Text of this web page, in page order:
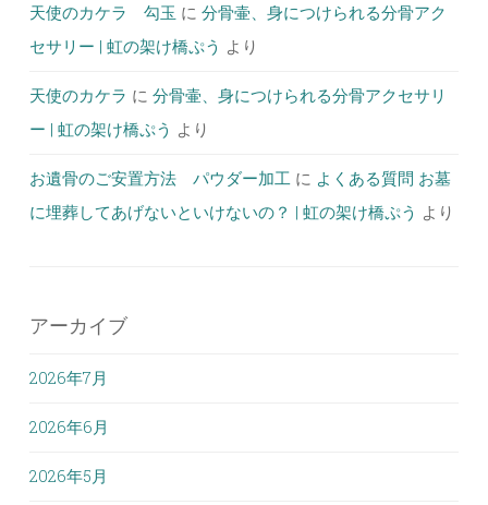
天使のカケラ 勾玉 に 分骨壷、身につけられる分骨アク
セサリー | 虹の架け橋ぷう より
天使のカケラ に 分骨壷、身につけられる分骨アクセサリ
ー | 虹の架け橋ぷう より
お遺骨のご安置方法 パウダー加工 に よくある質問 お墓
に埋葬してあげないといけないの？ | 虹の架け橋ぷう より
アーカイブ
2026年7月
2026年6月
2026年5月